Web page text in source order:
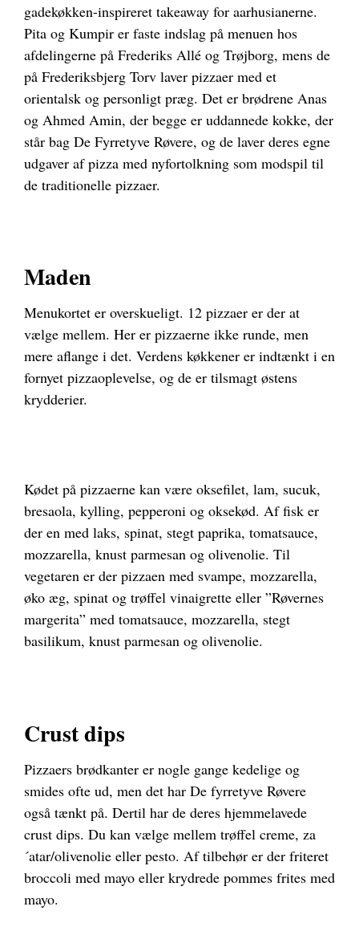
gadekøkken-inspireret takeaway for aarhusianerne.
Pita og Kumpir er faste indslag på menuen hos
afdelingerne på Frederiks Allé og Trøjborg, mens de
på Frederiksbjerg Torv laver pizzaer med et
orientalsk og personligt præg. Det er brødrene Anas
og Ahmed Amin, der begge er uddannede kokke, der
står bag De Fyrretyve Røvere, og de laver deres egne
udgaver af pizza med nyfortolkning som modspil til
de traditionelle pizzaer.
Maden
Menukortet er overskueligt. 12 pizzaer er der at
vælge mellem. Her er pizzaerne ikke runde, men
mere aflange i det. Verdens køkkener er indtænkt i en
fornyet pizzaoplevelse, og de er tilsmagt østens
krydderier.
Kødet på pizzaerne kan være oksefilet, lam, sucuk,
bresaola, kylling, pepperoni og oksekød. Af fisk er
der en med laks, spinat, stegt paprika, tomatsauce,
mozzarella, knust parmesan og olivenolie. Til
vegetaren er der pizzaen med svampe, mozzarella,
øko æg, spinat og trøffel vinaigrette eller ”Røvernes
margerita” med tomatsauce, mozzarella, stegt
basilikum, knust parmesan og olivenolie.
Crust dips
Pizzaers brødkanter er nogle gange kedelige og
smides ofte ud, men det har De fyrretyve Røvere
også tænkt på. Dertil har de deres hjemmelavede
crust dips. Du kan vælge mellem trøffel creme, za
´atar/olivenolie eller pesto. Af tilbehør er der friteret
broccoli med mayo eller krydrede pommes frites med
mayo.